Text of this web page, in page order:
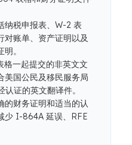
纳税申报表、W-2 表
对账单、资产证明以及
。
一起提交的非英文文
美国公民及移民服务局
证的英文翻译件。
的财务证明和适当的认
少 I-864A 延误、RFE